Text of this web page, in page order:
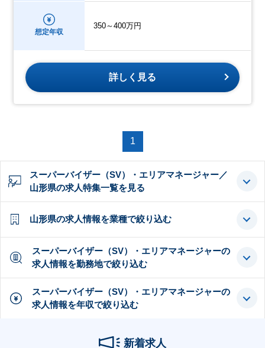
想定年収
350～400万円
詳しく見る
1
スーパーバイザー（SV）・エリアマネージャー／
山形県の求人特集一覧を見る
山形県の求人情報を業種で絞り込む
スーパーバイザー（SV）・エリアマネージャーの
求人情報を勤務地で絞り込む
スーパーバイザー（SV）・エリアマネージャーの
求人情報を年収で絞り込む
新着求人